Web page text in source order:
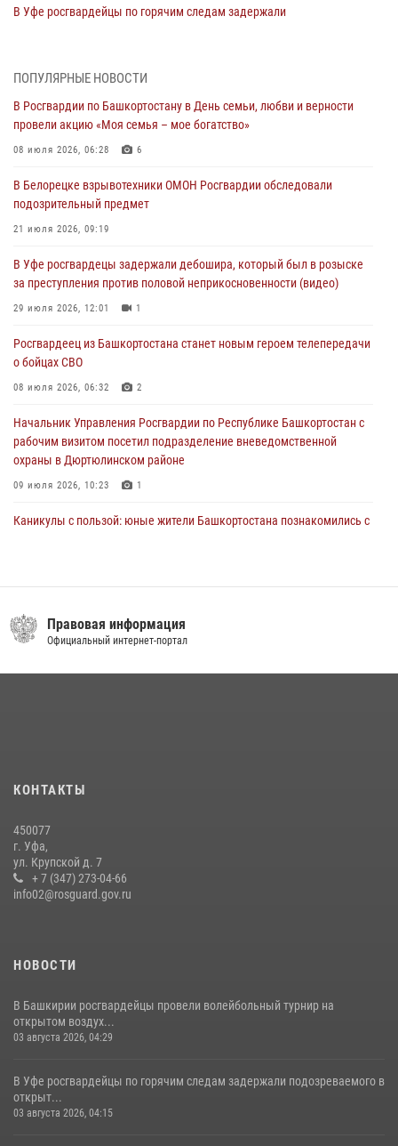
В Уфе росгвардейцы по горячим следам задержали
Башкортостана ответил на вопросы граждан
30 июля 2026, 12:54
за преступления против половой неприкосновенности (видео)
29 июля 2026, 12:01
Башкортостана проведет прямую линию
29 июля 2026, 10:52
Росгвардию
29 июля 2026, 04:15
ПОПУЛЯРНЫЕ НОВОСТИ
В Росгвардии по Башкортостану в День семьи, любви и верности
провели акцию «Моя семья – мое богатство»
08 июля 2026, 06:28 6
В Белорецке взрывотехники ОМОН Росгвардии обследовали
подозрительный предмет
21 июля 2026, 09:19
В Уфе росгвардецы задержали дебошира, который был в розыске
за преступления против половой неприкосновенности (видео)
29 июля 2026, 12:01 1
Росгвардеец из Башкортостана станет новым героем телепередачи
о бойцах СВО
08 июля 2026, 06:32 2
Начальник Управления Росгвардии по Республике Башкортостан с
рабочим визитом посетил подразделение вневедомственной
охраны в Дюртюлинском районе
09 июля 2026, 10:23 1
Каникулы с пользой: юные жители Башкортостана познакомились с
угрожавшего ножом продавцу магазина
08 июля 2026, 11:22
В Уфе росгвардейцы задержали пьяного дебошира, нарушавшего
покой постояльцев хостела
23 июля 2026, 12:25
Правовая информация
Официальный интернет-портал
КОНТАКТЫ
450077
г. Уфа,
ул. Крупской д. 7
+ 7 (347) 273-04-66
info02@rosguard.gov.ru
НОВОСТИ
В Башкирии росгвардейцы провели волейбольный турнир на
открытом воздух...
03 августа 2026, 04:29
В Уфе росгвардейцы по горячим следам задержали подозреваемого в
открыт...
03 августа 2026, 04:15